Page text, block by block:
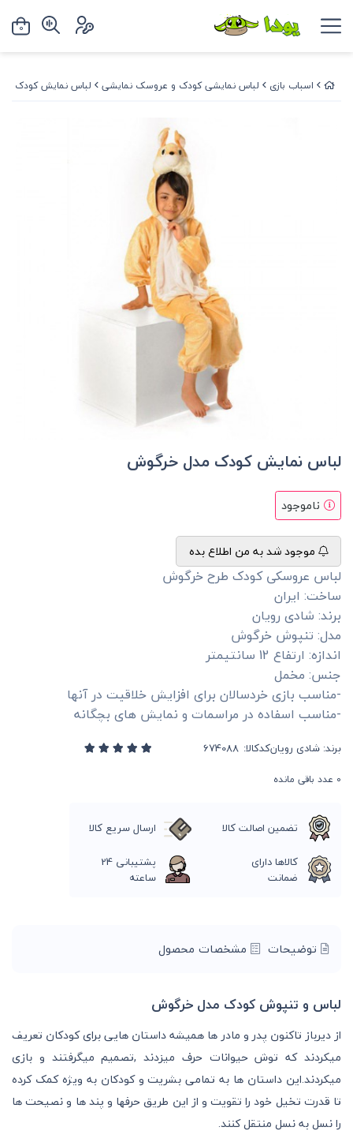
اسباب بازی لباس نمایشی کودک و عروسک نمایشی لباس نمایش کودک
لباس نمایش کودک مدل خرگوش
ناموجود
موجود شد به من اطلاع بده
لباس عروسکی کودک طرح خرگوش
ساخت: ایران
برند: شادی رویان
مدل: تنپوش خرگوش
اندازه: ارتفاع 12 سانتیمتر
جنس: مخمل
-مناسب بازی خردسالان برای افزایش خلاقیت در آنها
-مناسب اسفاده در مراسمات و نمایش های بچگانه
برند: شادی رویانکدکالا:
0 عدد باقی مانده
تضمین اصالت کالا
ارسال سریع کالا
کالاها دارای
ضمانت
پشتیبانی 24
ساعته
توضیحات مشخصات محصول
لباس و تنپوش کودک مدل خرگوش
از دیرباز تاکنون پدر و مادر ها همیشه داستان هایی برای کودکان تعریف
میکردند که توش حیوانات حرف میزدند ,تصمیم میگرفتند و بازی
میکردند.این داستان ها به تمامی بشریت و کودکان به ویژه کمک کرده
تا قدرت تخیل خود را تقویت و از این طریق حرفها و پند ها و نصیحت ها
را نسل به نسل منتقل کنند.
0